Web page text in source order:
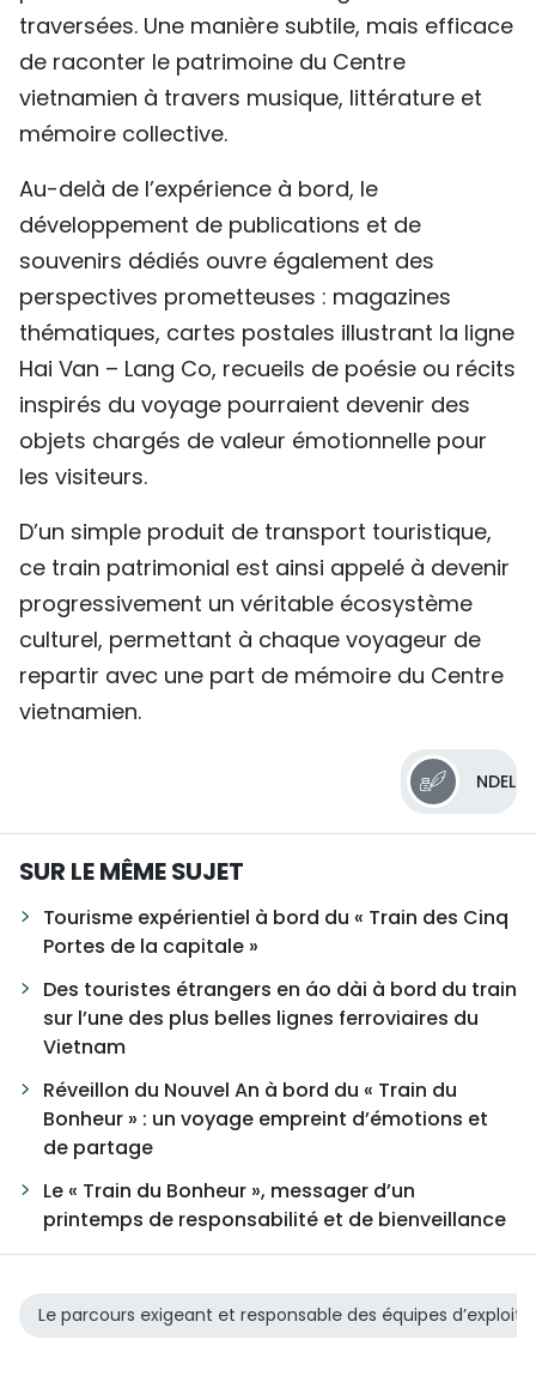
traversées. Une manière subtile, mais efficace
de raconter le patrimoine du Centre
vietnamien à travers musique, littérature et
mémoire collective.
Au-delà de l’expérience à bord, le
développement de publications et de
souvenirs dédiés ouvre également des
perspectives prometteuses : magazines
thématiques, cartes postales illustrant la ligne
Hai Van – Lang Co, recueils de poésie ou récits
inspirés du voyage pourraient devenir des
objets chargés de valeur émotionnelle pour
les visiteurs.
D’un simple produit de transport touristique,
ce train patrimonial est ainsi appelé à devenir
progressivement un véritable écosystème
culturel, permettant à chaque voyageur de
repartir avec une part de mémoire du Centre
vietnamien.
NDEL
SUR LE MÊME SUJET
Tourisme expérientiel à bord du « Train des Cinq
Portes de la capitale »
Des touristes étrangers en áo dài à bord du train
sur l’une des plus belles lignes ferroviaires du
Vietnam
Réveillon du Nouvel An à bord du « Train du
Bonheur » : un voyage empreint d’émotions et
de partage
Le « Train du Bonheur », messager d’un
printemps de responsabilité et de bienveillance
Le parcours exigeant et responsable des équipes